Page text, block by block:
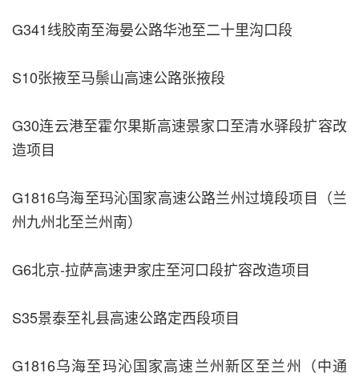
G341线胶南至海晏公路华池至二十里沟口段
S10张掖至马鬃山高速公路张掖段
G30连云港至霍尔果斯高速景家口至清水驿段扩容改
造项目
G1816乌海至玛沁国家高速公路兰州过境段项目（兰
州九州北至兰州南）
G6北京-拉萨高速尹家庄至河口段扩容改造项目
S35景泰至礼县高速公路定西段项目
G1816乌海至玛沁国家高速兰州新区至兰州（中通